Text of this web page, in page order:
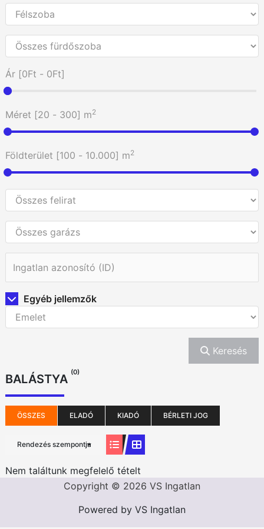
Ár [0Ft - 0Ft]
Méret [20 - 300] m2
Földterület [100 - 10.000] m2
Egyéb jellemzők
Keresés
BALÁSTYA (0)
ÖSSZES ELADÓ KIADÓ BÉRLETI JOG
Rendezés szempontja
Nem találtunk megfelelő tételt
Copyright © 2026 VS Ingatlan
Powered by VS Ingatlan